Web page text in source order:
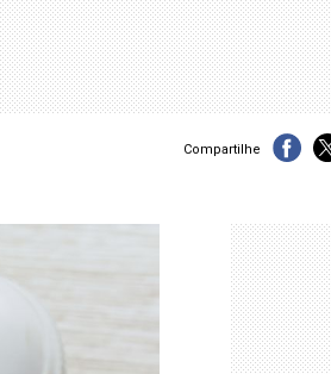
Compartilhe